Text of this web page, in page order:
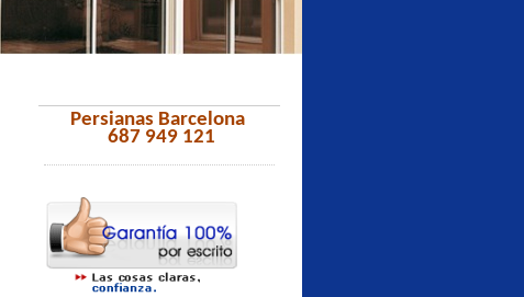
Persianas Barcelona
687 949 121